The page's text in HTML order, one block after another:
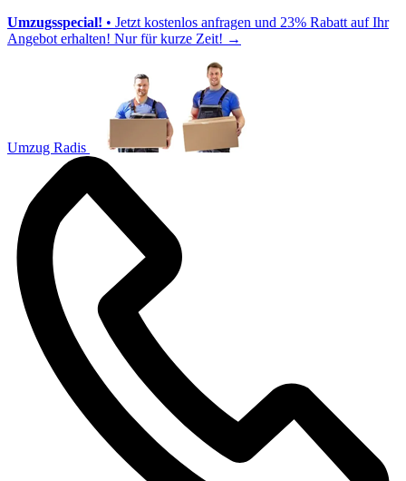
Umzugsspecial! • Jetzt kostenlos anfragen und 23% Rabatt auf Ihr
Angebot erhalten! Nur für kurze Zeit! →
Umzug Radis